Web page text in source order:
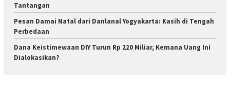
Tantangan
Pesan Damai Natal dari Danlanal Yogyakarta: Kasih di Tengah
Perbedaan
Dana Keistimewaan DIY Turun Rp 220 Miliar, Kemana Uang Ini
Dialokasikan?